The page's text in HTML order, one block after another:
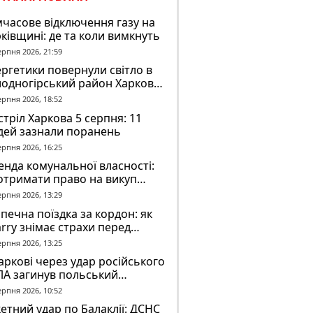
відключення газу на
де та коли вимкнуть
2026, 21:59
повернули світло в
район Харкова
ворожого обстрілу
2026, 18:52
Харкова 5 серпня: 11
зазнали поранень
2026, 16:25
комунальної власності:
право на викуп
2026, 13:29
поїздка за кордон: як
знімає страхи перед
дорогою
2026, 13:25
через удар російського
загинув польський
Марек Русек-
2026, 10:52
удар по Балаклії: ДСНС